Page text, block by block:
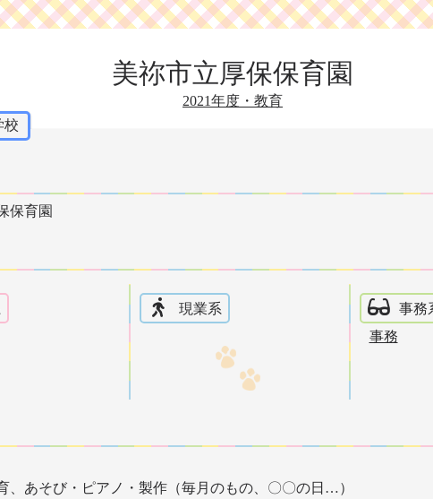
美祢市立厚保保育園
2021年度・教育
保育園
校
現業系
事務
事務
、あそび・ピアノ・製作（毎月のもの、〇〇の日…）